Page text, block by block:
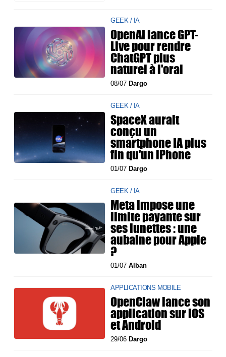
GEEK / IA
OpenAI lance GPT-
Live pour rendre
ChatGPT plus
naturel à l'oral
08/07 Dargo
GEEK / IA
SpaceX aurait
conçu un
smartphone IA plus
fin qu'un iPhone
01/07 Dargo
GEEK / IA
Meta impose une
limite payante sur
ses lunettes : une
aubaine pour Apple
?
01/07Alban
APPLICATIONS MOBILE
OpenClaw lance son
application sur iOS
et Android
29/06 Dargo